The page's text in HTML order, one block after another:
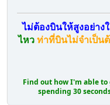
ไม่ต้องบินให้สูงอย่าง
ไหว ท่าที่บินไม่จำเป็น
Find out how I'm able
spending 30